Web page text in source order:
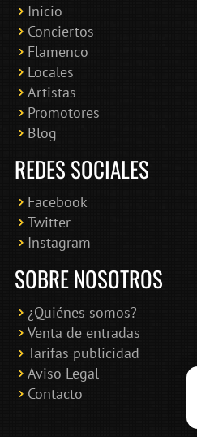
Inicio
Conciertos
Flamenco
Locales
Artistas
Promotores
Blog
REDES SOCIALES
Facebook
Twitter
Instagram
SOBRE NOSOTROS
¿Quiénes somos?
Venta de entradas
Tarifas publicidad
Aviso Legal
Contacto